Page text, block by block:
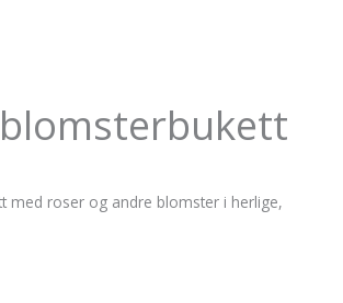
med roser og andre blomster i herlige,